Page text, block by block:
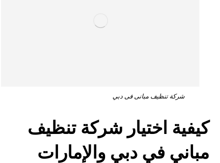
شركة تنظيف مبانى فى دبي
كيفية اختيار شركة تنظيف
مباني في دبي والإمارات